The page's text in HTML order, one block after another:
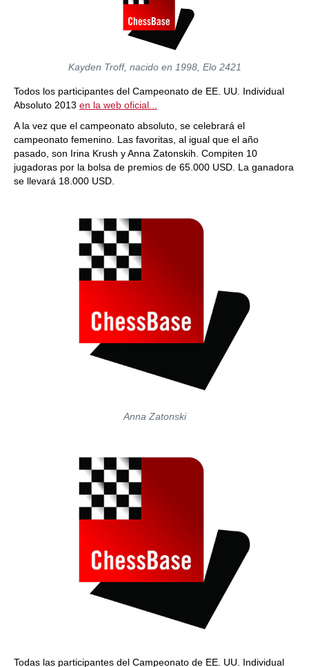
Kayden Troff, nacido en 1998, Elo 2421
Todos los participantes del Campeonato de EE. UU. Individual
Absoluto 2013 en la web oficial...
A la vez que el campeonato absoluto, se celebrará el
campeonato femenino. Las favoritas, al igual que el año
pasado, son Irina Krush y Anna Zatonskih. Compiten 10
jugadoras por la bolsa de premios de 65.000 USD. La ganadora
se llevará 18.000 USD.
Anna Zatonski
Todas las participantes del Campeonato de EE. UU. Individual